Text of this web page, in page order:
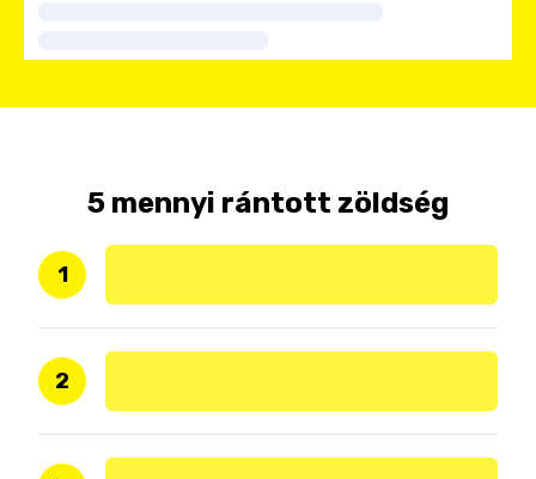
5 mennyi rántott zöldség
1
2